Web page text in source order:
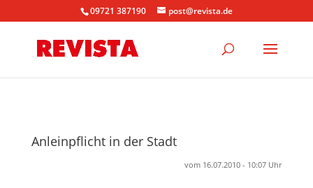
09721 387190 post@revista.de
Anleinpflicht in der Stadt
vom 16.07.2010 - 10:07 Uhr